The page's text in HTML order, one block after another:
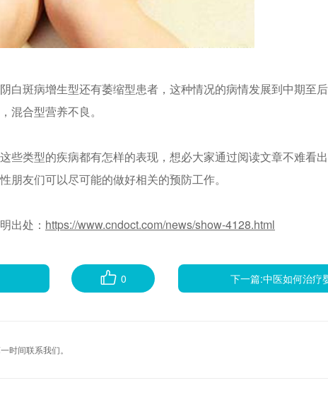
白斑病增生型还有萎缩型患者，这种情况的病情发展到中期至
混合型营养不良。
些类型的疾病都有怎样的表现，想必大家通过阅读文章不难看
朋友们可以尽可能的做好相关的预防工作。
出处： https://www.cndoct.com/news/show-4128.html
下一篇:中医如何治疗
0
时间联系我们。